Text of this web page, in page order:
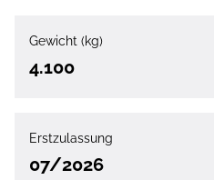
Gewicht (kg)
4.100
Erstzulassung
07/2026